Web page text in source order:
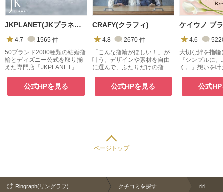
JKPLANET(JKプラネット)
4.7 1565 件
50ブランド2000種類の結婚指
輪とディズニー公式を取り揃
えた専門店『JKPLANET』。
町・横浜・大宮・大阪梅田・
京都・名古屋栄・福岡天神・
熊本・宮崎・鹿児島で展開
公式HPを見る
CRAFY(クラフィ)
4.8 2670 件
「こんな指輪がほしい！」が
叶う。デザインや素材を自由
に選んで、ふたりだけの指輪
公式HPを見る
4.6
大切な絆を指輪
『シンプルに
く。』想いを
公式
ページトップ
Ringraph(リングラフ) クチコミを探す riri